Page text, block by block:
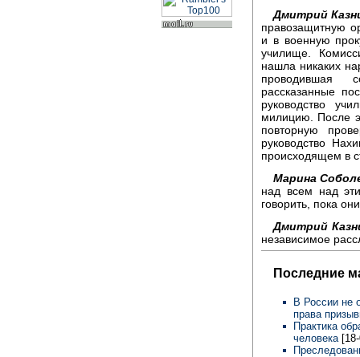
Дмитрий
правозащитную
и в военную
училище.
нашла никаких
проводившая
рассказанные
руководство
милицию. После
повторную
руководство
происходящем в
Марина
над всем над
говорить, пока
Дмитрий
независимое
Последние
В России не
права
Практика
человека